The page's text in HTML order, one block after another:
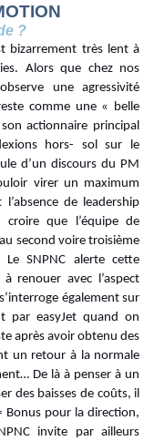
?
bizarrement très lent à
Alors que chez nos
une agressivité
comme une « belle
actionnaire principal
hors- sol sur le
d’un discours du PM
virer un maximum
de leadership
que l’équipe de
second voire troisième
SNPNC alerte cette
renouer avec l’aspect
également sur
par easyJet quand on
après avoir obtenu des
un retour à la normale
De là à penser à un
des baisses de coûts, il
Bonus pour la direction,
invite par ailleurs